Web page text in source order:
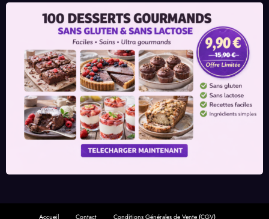
Accueil Contact Conditions Générales de Vente (CGV)